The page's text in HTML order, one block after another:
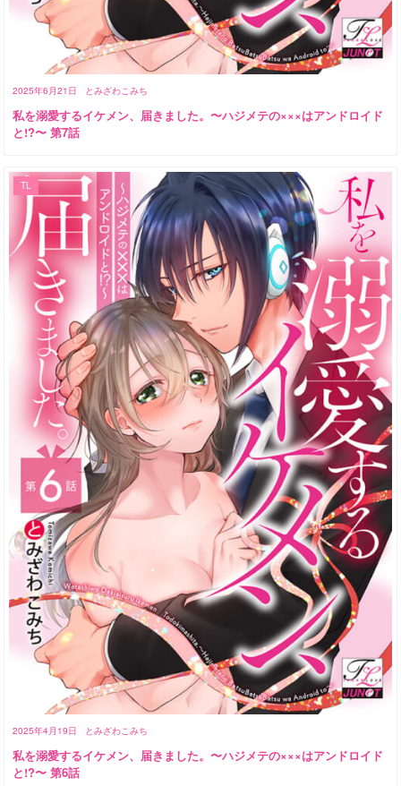
2025年6月21日 とみざわこみち
私を溺愛するイケメン、届きました。〜ハジメテの×××はアンドロイド
と!?〜 第7話
2025年4月19日 とみざわこみち
TL
私を溺愛するイケメン、届きました。〜ハジメテの×××はアンドロイド
と!?〜 第6話